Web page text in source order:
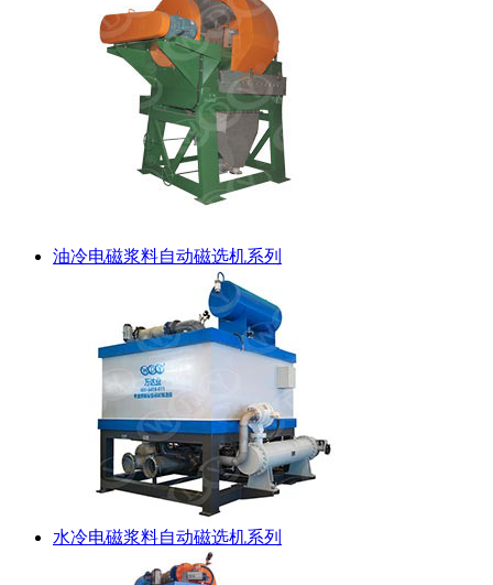
油冷电磁浆料自动磁选机系列
水冷电磁浆料自动磁选机系列